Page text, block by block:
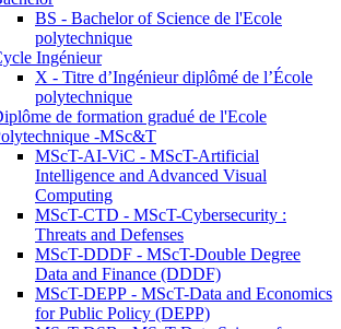
BS - Bachelor of Science de l'Ecole
polytechnique
Ingénieur
X - Titre d’Ingénieur diplômé de l’École
polytechnique
de formation gradué de l'Ecole
-MSc&T
MScT-AI-ViC - MScT-Artificial
Intelligence and Advanced Visual
Computing
MScT-CTD - MScT-Cybersecurity :
Threats and Defenses
MScT-DDDF - MScT-Double Degree
Data and Finance (DDDF)
MScT-DEPP - MScT-Data and Economics
for Public Policy (DEPP)